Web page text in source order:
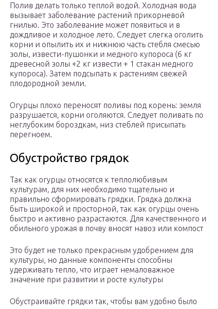
Полив делать только теплой водой. Холодная вода
вызывает заболевание растений прикорневой
гнилью. Это заболевание может появиться и в
дождливое и холодное лето. Следует слегка оголить
корни и опылить их и нижнюю часть стебля смесью
золы, извести-пушонки и медного купороса (6 кг
древесной золы +2 кг извести + 1 стакан медного
купороса). Затем подсыпать к растениям свежей
плодородной земли.
Огурцы плохо переносят поливы под корень: земля
разрушается, корни оголяются. Следует поливать по
неглубоким бороздкам, низ стеблей присыпать
перегноем.
Обустройство грядок
Так как огурцы относятся к теплолюбивым
культурам, для них необходимо тщательно и
правильно сформировать грядки. Грядка должна
быть широкой и просторной, так как огурцы очень
быстро и активно разрастаются. Для качественного и
обильного урожая в почву вносят навоз или компост
Это будет не только прекрасным удобрением для
культуры, но данные компоненты способны
удерживать тепло, что играет немаловажное
значение при развитии и росте культуры
Обустраивайте грядки так, чтобы вам удобно было